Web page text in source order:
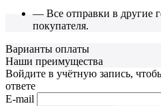
— Все отправки в другие
покупателя.
Варианты оплаты
Наши преимущества
Войдите в учётную запись,
ответе
E-mail